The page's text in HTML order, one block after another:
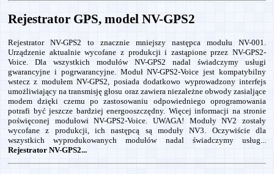
Rejestrator GPS, model NV-GPS2
Rejestrator NV-GPS2 to znacznie mniejszy następca modułu NV-001.
Urządzenie aktualnie wycofane z produkcji i zastąpione przez NV-GPS2-
Voice. Dla wszystkich modułów NV-GPS2 nadal świadczymy usługi
gwarancyjne i pogrwarancyjne. Moduł NV-GPS2-Voice jest kompatybilny
wstecz z modułem NV-GPS2, posiada dodatkowo wyprowadzony interfejs
umożliwiający na transmisję głosu oraz zawiera niezależne obwody zasialjące
modem dzięki czemu po zastosowaniu odpowiedniego oprogramowania
potrafi być jeszcze bardziej energooszczędny. Więcej informacji na stronie
poświęconej modułowi NV-GPS2-Voice. UWAGA! Moduły NV2 zostały
wycofane z produkcji, ich następcą są moduły NV3. Oczywiście dla
wszystkich wyprodukowanych modułów nadal świadczymy usług...
Rejestrator NV-GPS2...